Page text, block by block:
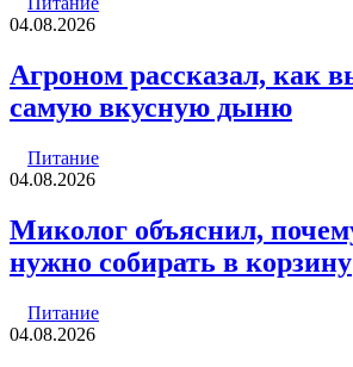
04.08.2026
Агроном рассказал, как
самую вкусную дыню
Питание
04.08.2026
Миколог объяснил,
нужно собирать в корзину
Питание
04.08.2026